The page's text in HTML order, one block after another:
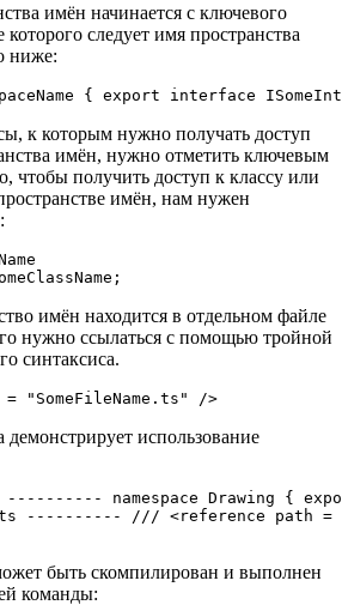
имён начинается с ключевого
которого следует имя пространства
ниже:
к которым нужно получать доступ
имён, нужно отметить ключевым
чтобы получить доступ к классу или
имён, нам нужен
имён находится в отдельном файле
нужно ссылаться с помощью тройной
синтаксиса.
использование
---------- namespace Drawing {
---------- /// <reference path =
быть скомпилирован и выполнен
команды: